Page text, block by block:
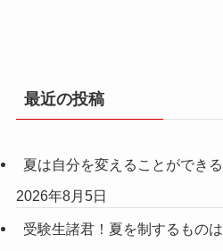
最近の投稿
夏は自分を変えることができる
2026年8月5日
受験生諸君！夏を制するもの